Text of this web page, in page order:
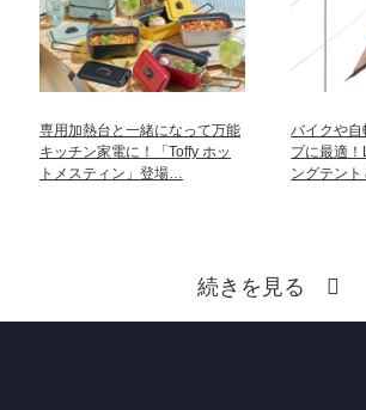
専用加熱台と一緒になって万能
キッチン家電に！「Toffy ホッ
トメスティン」登場…
バイクや
プに最適！
ングテン
続きを見る